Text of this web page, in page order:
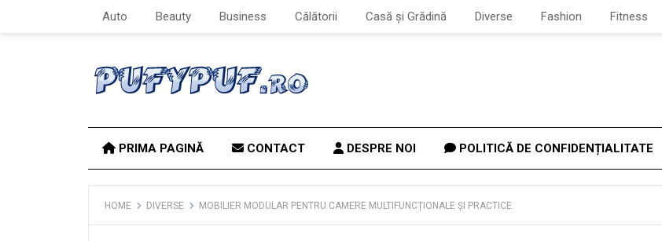
Auto Beauty Business Călătorii Casă și Grădină Diverse Fashion Fitness
PRIMA PAGINĂ CONTACT DESPRE NOI POLITICĂ DE CONFIDENȚIALITATE
HOME DIVERSE MOBILIER MODULAR PENTRU CAMERE MULTIFUNCȚIONALE ȘI PRACTICE